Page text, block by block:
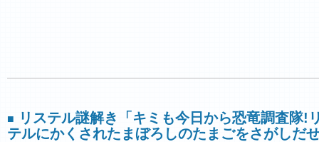
■
リステル謎解き「キミも今日から恐竜調査隊!
テルにかくされたまぼろしのたまごをさがしだ